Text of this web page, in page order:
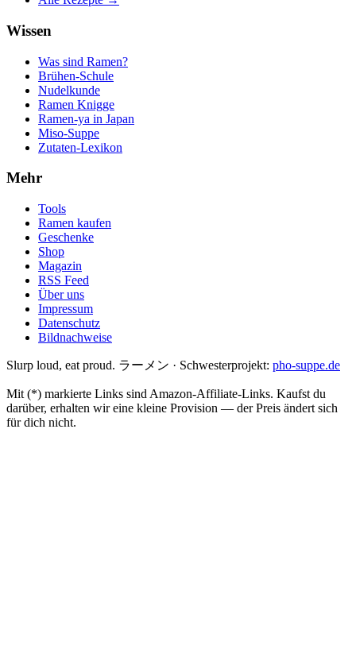
Wissen
Was sind Ramen?
Brühen-Schule
Nudelkunde
Ramen Knigge
Ramen-ya in Japan
Miso-Suppe
Zutaten-Lexikon
Mehr
Tools
Ramen kaufen
Geschenke
Shop
Magazin
RSS Feed
Über uns
Impressum
Datenschutz
Bildnachweise
Slurp loud, eat proud. ラーメン · Schwesterprojekt: pho-suppe.de
Mit (*) markierte Links sind Amazon-Affiliate-Links. Kaufst du
darüber, erhalten wir eine kleine Provision — der Preis ändert sich
für dich nicht.